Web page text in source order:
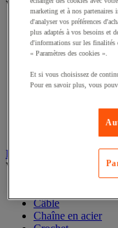
Voir toute la catégorie
Accessoires pour
Diable acier
Diable aluminium
Diable escalier
Diable pliant
Diable spécifique
Élingue et accessoires de
Voir toute la catégorie
Câble
Chaîne en acier
marketing et à nos partenaires
d'analyser vos préférences
plus adaptés à vos besoins et
d'informations sur les finalités
« Paramètres des cookies ».
Et si vous choisissez de
Pour en savoir plus, vous